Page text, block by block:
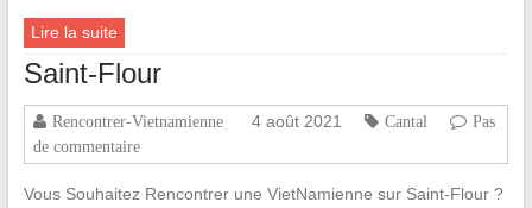
Lire la suite
Saint-Flour
Rencontrer-Vietnamienne 4 août 2021 Cantal
Pas
de commentaire
Vous Souhaitez Rencontrer une VietNamienne sur Saint-Flour ?